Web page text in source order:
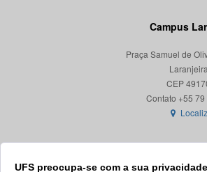
UFS preocupa-se com a sua privacidade
Campus
Praça Samuel de
CEP